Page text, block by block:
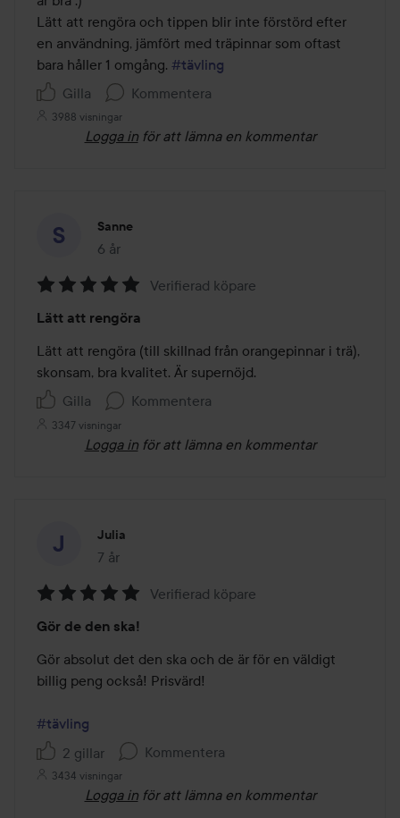
Lätt att rengöra och tippen blir inte förstörd efter
en användning, jämfört med träpinnar som oftast
bara håller 1 omgång. #tävling
Gilla
Kommentera
3988 visningar
Logga in för att lämna en kommentar
Sanne
6 år
Inlägget skapades 6 år
5
av
5
Verifierad köpare
Lätt att rengöra
Lätt att rengöra (till skillnad från orangepinnar i trä),
skonsam, bra kvalitet. Är supernöjd.
Gilla
Kommentera
3347 visningar
Logga in för att lämna en kommentar
Julia
7 år
Inlägget skapades 7 år
5
av
5
Verifierad köpare
Gör de den ska!
Gör absolut det den ska och de är för en väldigt
billig peng också! Prisvärd!
#tävling
2 gillar
Kommentera
3434 visningar
Logga in för att lämna en kommentar